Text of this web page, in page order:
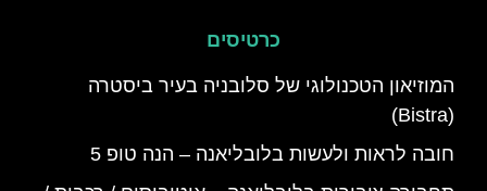
כרטיסים
המוזיאון הטכנולוגי של סלובניה בעיר ביסטרה
(Bistra)
חובה לראות ולעשות בלובליאנה – הנה טופ 5